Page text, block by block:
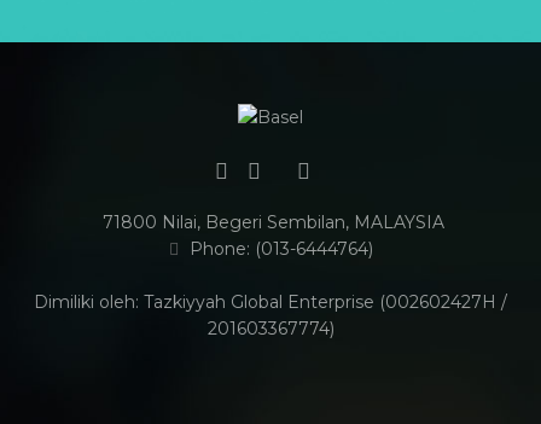
71800 Nilai, Begeri Sembilan, MALAYSIA
Phone: (013-6444764)
Dimiliki oleh: Tazkiyyah Global Enterprise (002602427H /
201603367774)